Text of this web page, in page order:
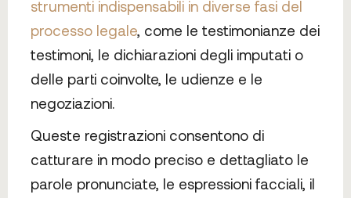
strumenti indispensabili in diverse fasi del
processo legale, come le testimonianze dei
testimoni, le dichiarazioni degli imputati o
delle parti coinvolte, le udienze e le
negoziazioni.
Queste registrazioni consentono di
catturare in modo preciso e dettagliato le
parole pronunciate, le espressioni facciali, il